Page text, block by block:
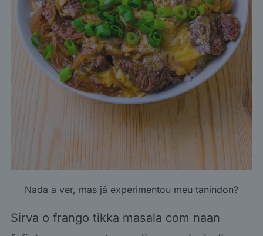
Nada a ver, mas já experimentou meu tanindon?
Sirva o frango tikka masala com naan